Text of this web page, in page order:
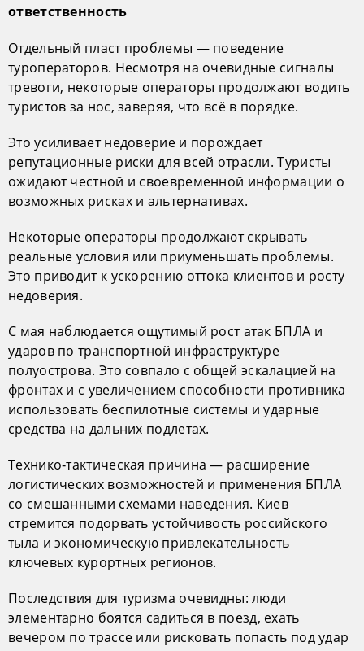
ответственность
Отдельный пласт проблемы — поведение
туроператоров. Несмотря на очевидные сигналы
тревоги, некоторые операторы продолжают водить
туристов за нос, заверяя, что всё в порядке.
Это усиливает недоверие и порождает
репутационные риски для всей отрасли. Туристы
ожидают честной и своевременной информации о
возможных рисках и альтернативах.
Некоторые операторы продолжают скрывать
реальные условия или приуменьшать проблемы.
Это приводит к ускорению оттока клиентов и росту
недоверия.
С мая наблюдается ощутимый рост атак БПЛА и
ударов по транспортной инфраструктуре
полуострова. Это совпало с общей эскалацией на
фронтах и с увеличением способности противника
использовать беспилотные системы и ударные
средства на дальних подлетах.
Технико‑тактическая причина — расширение
логистических возможностей и применения БПЛА
со смешанными схемами наведения. Киев
стремится подорвать устойчивость российского
тыла и экономическую привлекательность
ключевых курортных регионов.
Последствия для туризма очевидны: люди
элементарно боятся садиться в поезд, ехать
вечером по трассе или рисковать попасть под удар